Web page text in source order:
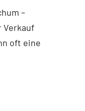
–
Verkauf
oft eine